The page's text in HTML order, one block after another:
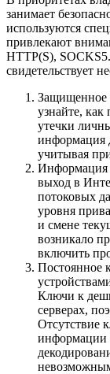
занимает
используются
привлекают
HTTP(S),
свидетельствует
Защищенное
узнайте, как
утечки
информация
учитывая
Информация
выход в
потоковых
уровня
и смене
возникало
включить
Постоянное
Ключи к
серверах,
Отсутствие
информации